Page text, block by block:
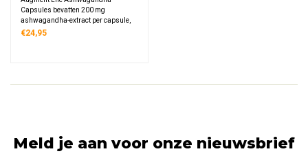
Capsules bevatten 200 mg
ashwagandha-extract per capsule,
gestandaardiseerd op meer dan 5%
€24,95
Meld je aan voor onze nieuwsbrief